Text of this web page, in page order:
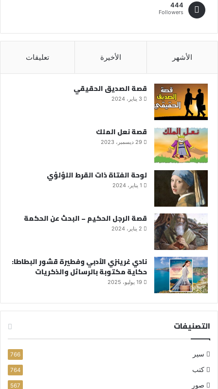
444
Followers
الأشهر الأخيرة تعليقات
قصة الصديق الحقيقي
3 يناير، 2024
قصة نعل الملك
29 ديسمبر، 2023
لوحة الفتاة ذات القرط اللؤلؤي
1 يناير، 2024
قصة الرجل الحكيم – البحث عن الحكمة
2 يناير، 2024
نادي غرينزي الأدبي وفطيرة قشور البطاطا:
حكاية مكتوبة بالرسائل والذكريات
19 يوليو، 2025
التصنيفات
سير 766
كتب 764
صور 567